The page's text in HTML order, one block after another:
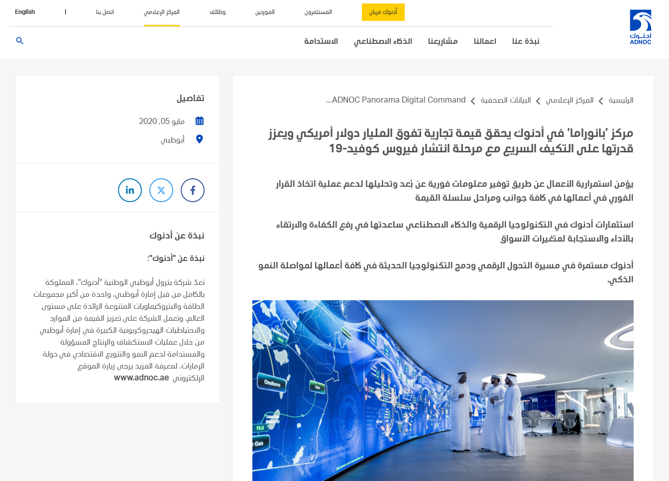
أدنوك مربان المستثمرون الموردين وظائف المركز الإعلامي اتصل بنا English
نبذة عنا اعمالنا مشاريعنا الذكاء الاصطناعي الاستدامة search
الرئيسية المركز الإعلامي البيانات الصحفية ADNOC Panorama Digital Command...
مركز ’بانوراما‘ في أدنوك يحقق قيمة تجارية تفوق المليار دولار أمريكي ويعزز
قدرتها على التكيف السريع مع مرحلة انتشار فيروس كوفيد-19
يؤمن استمرارية الأعمال عن طريق توفير معلومات فورية عن بُعد وتحليلها لدعم عملية اتخاذ القرار
الفوري في أعمالها في كافة جوانب ومراحل سلسلة القيمة
استثمارات أدنوك في التكنولوجيا الرقمية والذكاء الاصطناعي ساعدتها في رفع الكفاءة والارتقاء
بالأداء والاستجابة لمتغيرات الأسواق
أدنوك مستمرة في مسيرة التحول الرقمي ودمج التكنولوجيا الحديثة في كافة أعمالها لمواصلة النمو
الذكي.
تفاصيل
مايو 05, 2020
أبوظبي
نبذة عن أدنوك
نبذة عن "أدنوك":
تعدّ شركة بترول أبوظبي الوطنية "أدنوك"، المملوكة
بالكامل من قبل إمارة أبوظبي، واحدة من أكبر مجموعات
الطاقة والبتروكيماويات المتنوعة الرائدة على مستوى
العالم. وتعمل الشركة على تعزيز القيمة من الموارد
والاحتياطيات الهيدروكربونية الكبيرة في إمارة أبوظبي
من خلال عمليات الاستكشاف والإنتاج المسؤولة
والمستدامة لدعم النمو والتنويع الاقتصادي في دولة
الإمارات. لمعرفة المزيد يرجى زيارة الموقع
الإلكتروني www.adnoc.ae